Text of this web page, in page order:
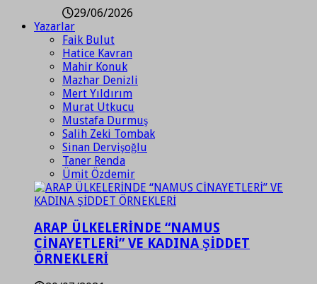
29/06/2026
Yazarlar
Faik Bulut
Hatice Kavran
Mahir Konuk
Mazhar Denizli
Mert Yıldırım
Murat Utkucu
Mustafa Durmuş
Salih Zeki Tombak
Sinan Dervişoğlu
Taner Renda
Ümit Özdemir
ARAP ÜLKELERİNDE “NAMUS
CİNAYETLERİ” VE KADINA ŞİDDET
ÖRNEKLERİ